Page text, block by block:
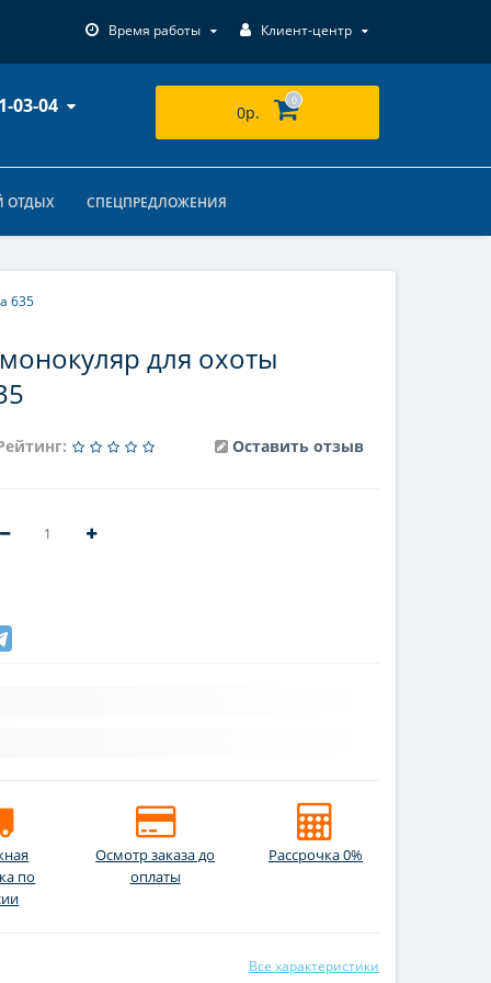
Время работы Клиент-центр
03-04 0р.
0
ОТДЫХ СПЕЦПРЕДЛОЖЕНИЯ
635
для охоты
Оставить отзыв
по
Осмотр заказа до
оплаты
Рассрочка 0%
Все характеристики